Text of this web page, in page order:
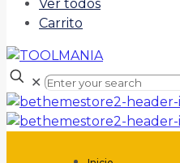
Ver todos
Carrito
✕